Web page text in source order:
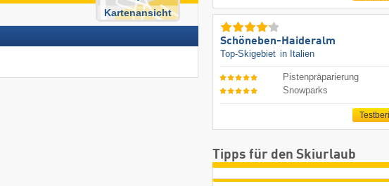
Kartenansicht
Schöneben-Haideralm
Top-Skigebiet in Italien
Pistenpräparierung
Snowparks
Tipps für den Skiurlaub